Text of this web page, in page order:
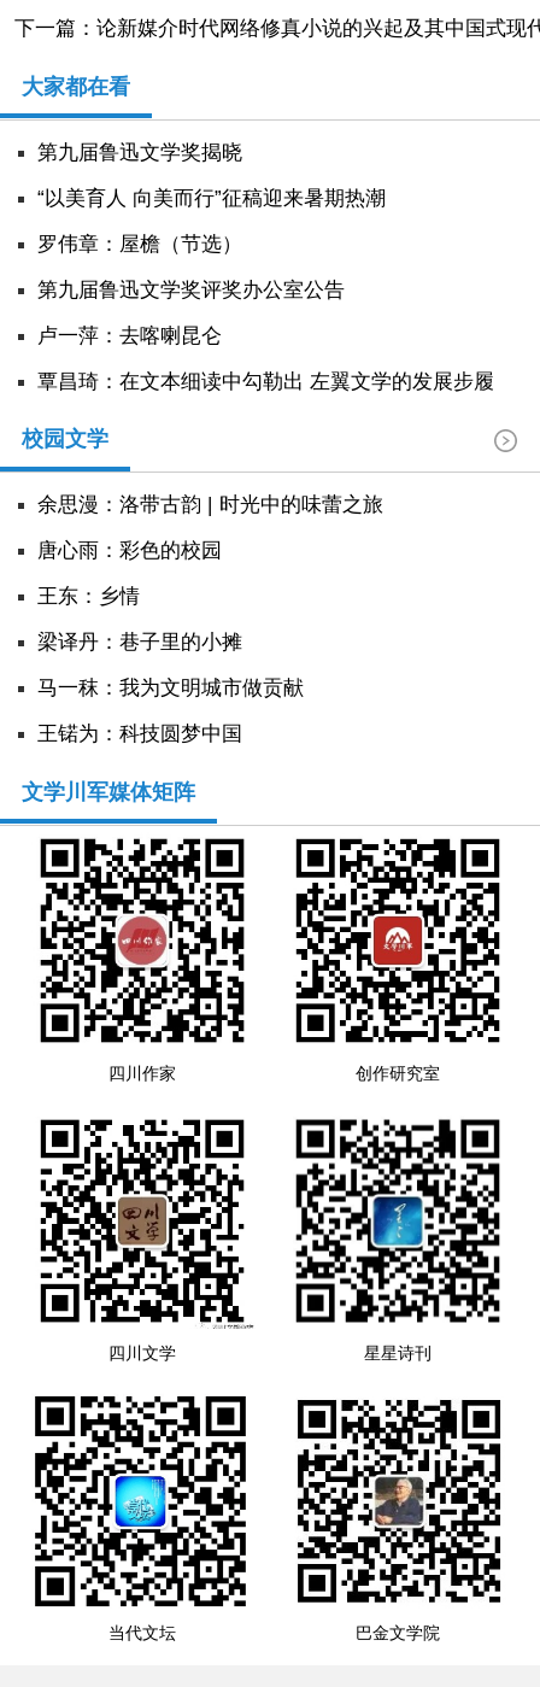
下一篇：论新媒介时代网络修真小说的兴起及其中国式现
大家都在看
第九届鲁迅文学奖揭晓
“以美育人 向美而行”征稿迎来暑期热潮
罗伟章：屋檐（节选）
第九届鲁迅文学奖评奖办公室公告
卢一萍：去喀喇昆仑
覃昌琦：在文本细读中勾勒出 左翼文学的发展步履
校园文学
余思漫：洛带古韵 | 时光中的味蕾之旅
唐心雨：彩色的校园
王东：乡情
​梁译丹：巷子里的小摊
马一秣：我为文明城市做贡献
王锘为：科技圆梦中国
文学川军媒体矩阵
四川作家 创作研究室
四川文学 星星诗刊
当代文坛 巴金文学院